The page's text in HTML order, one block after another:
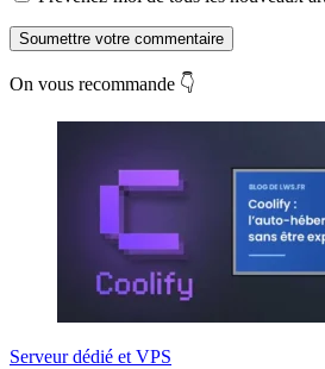
Soumettre votre commentaire
On vous recommande 👇
Serveur dédié et VPS